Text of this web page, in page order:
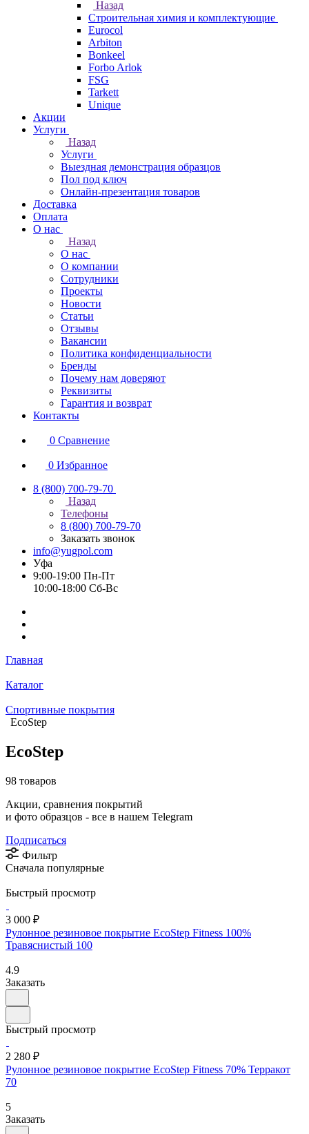
Назад
Строительная химия и комплектующие
Eurocol
Arbiton
Bonkeel
Forbo Arlok
FSG
Tarkett
Unique
Акции
Услуги
Назад
Услуги
Выездная демонстрация образцов
Пол под ключ
Онлайн-презентация товаров
Доставка
Оплата
О нас
Назад
О нас
О компании
Сотрудники
Проекты
Новости
Статьи
Отзывы
Вакансии
Политика конфиденциальности
Бренды
Почему нам доверяют
Реквизиты
Гарантия и возврат
Контакты
0 Сравнение
0 Избранное
8 (800) 700-79-70
Назад
Телефоны
8 (800) 700-79-70
Заказать звонок
info@yugpol.com
Уфа
9:00-19:00 Пн-Пт
10:00-18:00 Cб-Вс
Главная
Каталог
Спортивные покрытия
EcoStep
EcoStep
98 товаров
Акции, сравнения покрытий
и фото образцов - все в нашем Telegram
Подписаться
Фильтр
Сначала популярные
Быстрый просмотр
3 000 ₽
Рулонное резиновое покрытие EcoStep Fitness 100%
Травяснистый 100
4.9
Заказать
Быстрый просмотр
2 280 ₽
Рулонное резиновое покрытие EcoStep Fitness 70% Терракот
70
5
Заказать